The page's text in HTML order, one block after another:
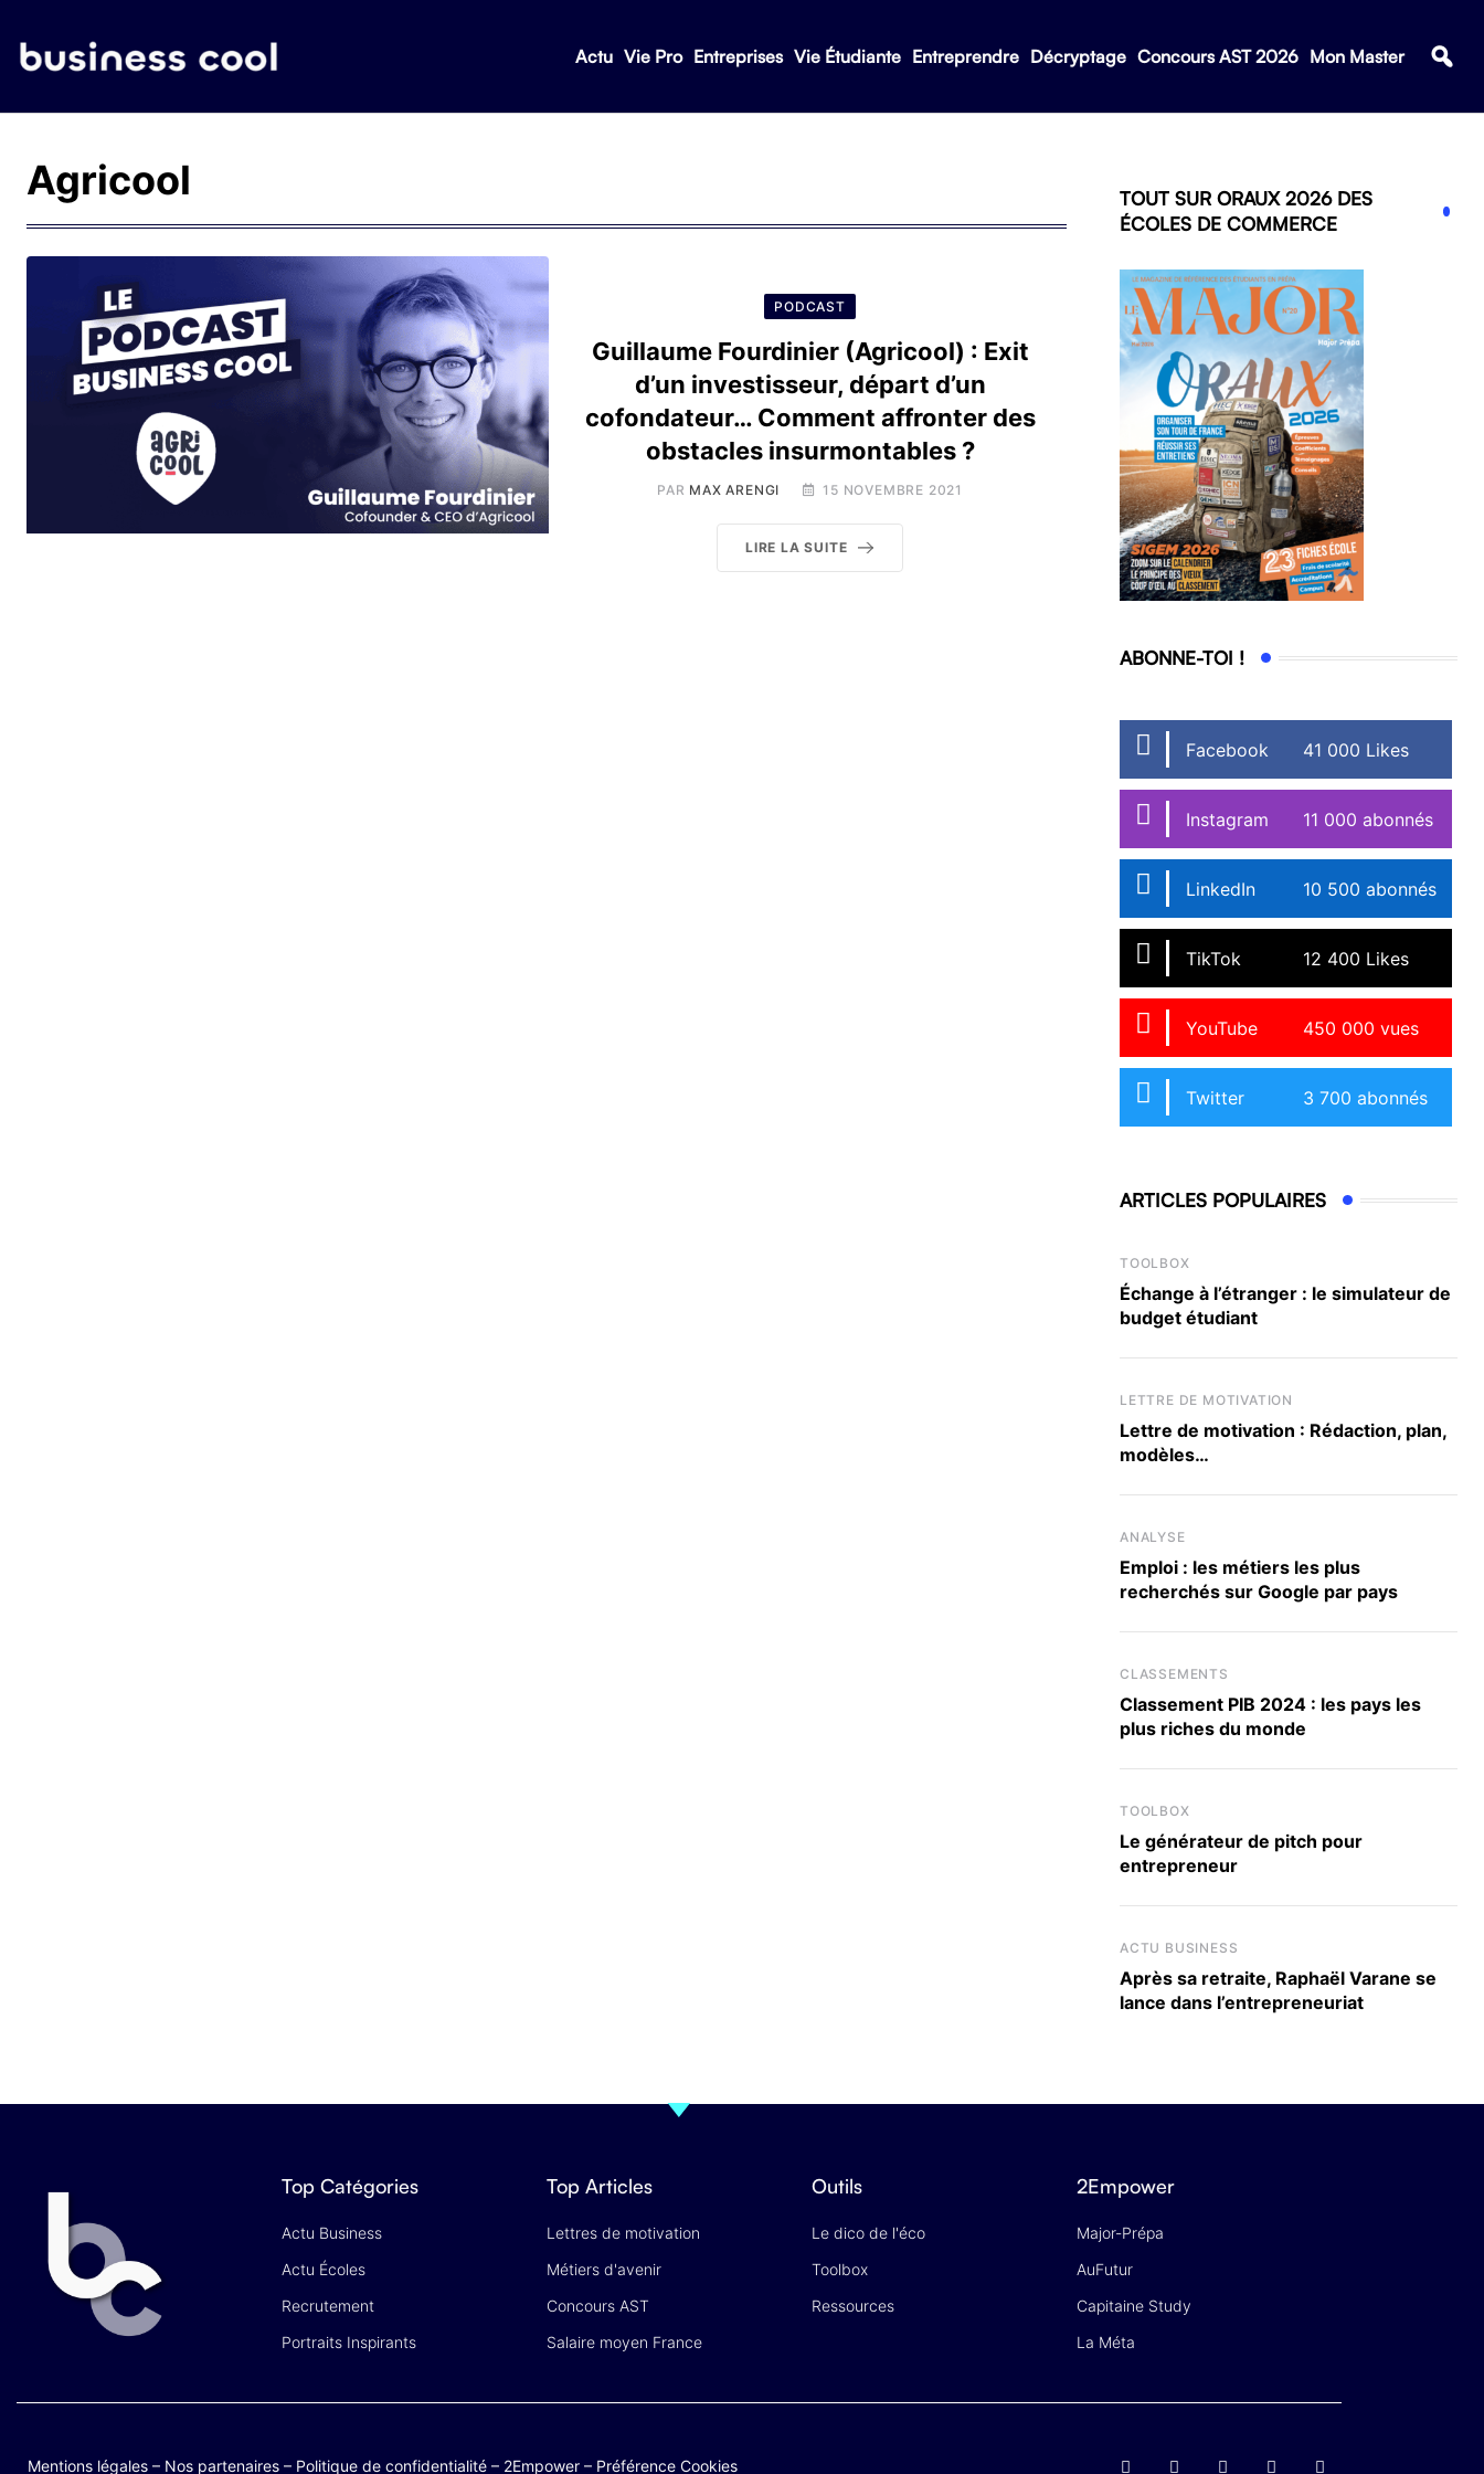
Actu Vie Pro Entreprises Vie Étudiante Entreprendre Décryptage Concours AST 2026 Mon Master
Agricool
PODCAST
Guillaume Fourdinier (Agricool) : Exit
d’un investisseur, départ d’un
cofondateur… Comment affronter des
obstacles insurmontables ?
PAR MAX ARENGI 15 NOVEMBRE 2021
LIRE LA SUITE
TOUT SUR ORAUX 2026 DES
ÉCOLES DE COMMERCE
ABONNE-TOI !
Facebook 41 000 Likes
Instagram 11 000 abonnés
LinkedIn 10 500 abonnés
TikTok 12 400 Likes
YouTube 450 000 vues
Twitter 3 700 abonnés
ARTICLES POPULAIRES
TOOLBOX
Échange à l’étranger : le simulateur de
budget étudiant
LETTRE DE MOTIVATION
Lettre de motivation : Rédaction, plan,
modèles…
ANALYSE
Emploi : les métiers les plus
recherchés sur Google par pays
CLASSEMENTS
Classement PIB 2024 : les pays les
plus riches du monde
TOOLBOX
Le générateur de pitch pour
entrepreneur
ACTU BUSINESS
Après sa retraite, Raphaël Varane se
lance dans l’entrepreneuriat
Top Catégories
Actu Business
Actu Écoles
Recrutement
Portraits Inspirants
Top Articles
Lettres de motivation
Métiers d'avenir
Concours AST
Salaire moyen France
Outils
Le dico de l'éco
Toolbox
Ressources
2Empower
Major-Prépa
AuFutur
Capitaine Study
La Méta
Mentions légales – Nos partenaires – Politique de confidentialité – 2Empower – Préférence Cookies